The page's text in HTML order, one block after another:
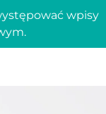
wpisy